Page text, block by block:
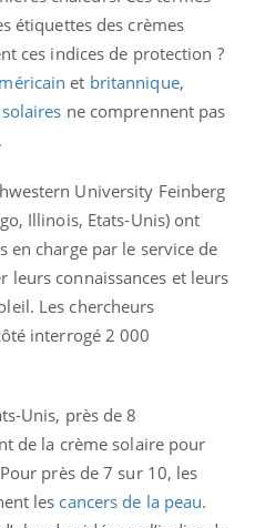
étiquettes des crèmes
ces indices de protection ?
et britannique,
ne comprennent pas
University Feinberg
Illinois, Etats-Unis) ont
charge par le service de
leurs connaissances et leurs
Les chercheurs
interrogé 2 000
Unis, près de 8
de la crème solaire pour
près de 7 sur 10, les
les cancers de la peau.